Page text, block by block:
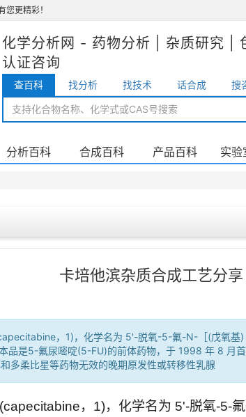
更精彩！
化学分析网 - 药物分析 | 杂质研究 |
认证咨询
查百科 找分析 找技术 话合成 搜
分析百科 合成百科 产品百科 实验
卡培他滨杂质合成工艺分享
，1)，化学名为 5'-脱氧-5-氟-N-［(戊氧基)
品是5-氟尿嘧啶(5-FU)的前体药物，于 1998 年 8 月
多柔比星等药物无效的晚期原发性或转移性乳腺